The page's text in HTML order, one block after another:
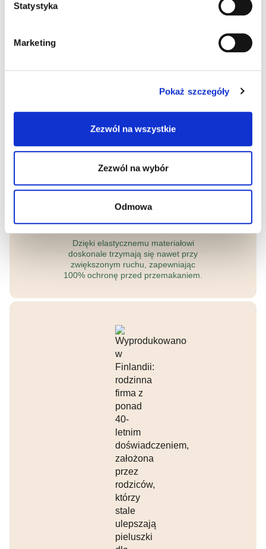
Statystyka
Marketing
Pokaż szczegóły
Zezwól na wszystkie
Zezwól na wybór
Odmowa
Delikatne dla skóry
Wykonane z materiałów, które
temu skóra dziecka pozostaje świeża.
Niezawodne
Dzięki elastycznemu materiałowi
doskonale trzymają się nawet przy
zwiększonym ruchu, zapewniając
100% ochronę przed przemakaniem.